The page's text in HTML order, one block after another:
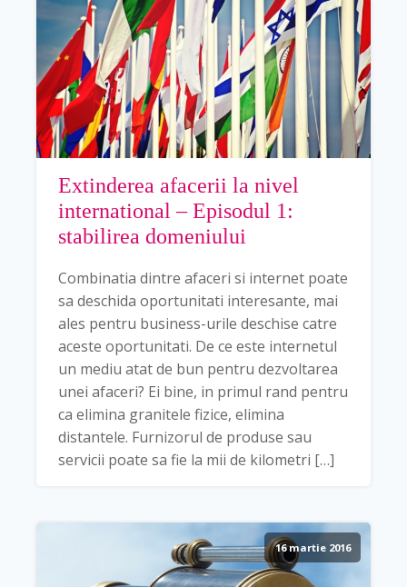
Extinderea afacerii la nivel
international – Episodul 1:
stabilirea domeniului
Combinatia dintre afaceri si internet poate
sa deschida oportunitati interesante, mai
ales pentru business-urile deschise catre
aceste oportunitati. De ce este internetul
un mediu atat de bun pentru dezvoltarea
unei afaceri? Ei bine, in primul rand pentru
ca elimina granitele fizice, elimina
distantele. Furnizorul de produse sau
servicii poate sa fie la mii de kilometri […]
16 martie 2016